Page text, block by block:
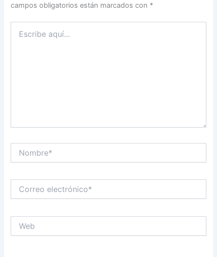
campos obligatorios están marcados con *
aquí...
electrónico*